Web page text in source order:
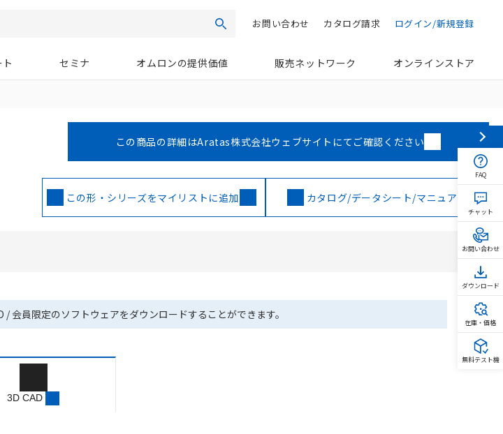
検索 ログイン/新規登録
カタログ請求
お問い合わせ
セミナ オムロンの提供価値 販売ネットワーク オンラインストア
この商品の詳細はAratas株式会社ウェブサイトにてご確認ください
この形・シリーズをマイリストに追加 カタログ/データシート/マニュアル
/ 会員限定のソフトウェアをダウンロードすることができます。
3D CAD
FAQ
チャット
お問い合わせ
ダウンロード
在庫・価格
無料テスト機